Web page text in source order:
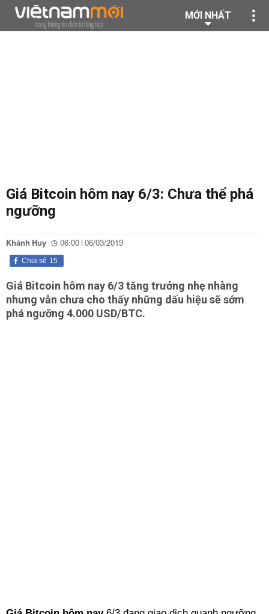
MỚI NHẤT
Giá Bitcoin hôm nay 6/3: Chưa thể phá
ngưỡng
Khánh Huy 06:00 | 06/03/2019
15
Chia sẻ
Giá Bitcoin hôm nay 6/3 tăng trưởng nhẹ nhàng
nhưng vẫn chưa cho thấy những dấu hiệu sẽ sớm
phá ngưỡng 4.000 USD/BTC.